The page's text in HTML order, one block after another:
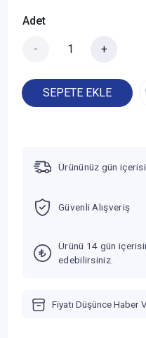
Adet
- +
SEPETE EKLE
Ürününüz gün
Güvenli Alışveriş
Ürünü 14 gün
edebilirsiniz.
Fiyatı Düşünce Haber